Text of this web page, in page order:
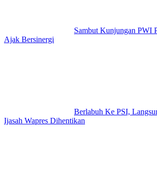
Sambut Kunjungan PWI
Ajak Bersinergi
Berlabuh Ke PSI,
Ijasah Wapres Dihentikan